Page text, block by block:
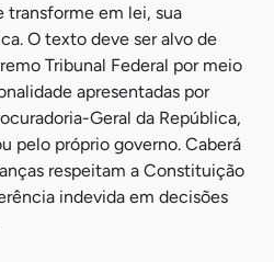
transforme em lei, sua
O texto deve ser alvo de
Tribunal Federal por meio
apresentadas por
Geral da República,
pelo próprio governo. Caberá
respeitam a Constituição
indevida em decisões